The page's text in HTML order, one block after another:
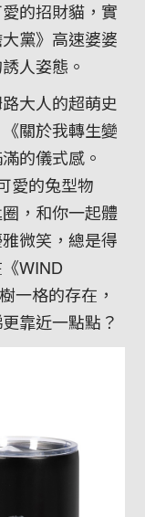
的招財貓，實
黨》高速婆婆
人姿態。
大人的超萌史
關於我轉生變
的儀式感。
愛的兔型物
，和你一起體
微笑，總是得
WIND
一格的存在，
靠近一點點？